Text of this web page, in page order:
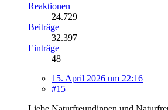
Reaktionen
24.729
Beiträge
32.397
Einträge
48
15. April 2026 um 22:16
#15